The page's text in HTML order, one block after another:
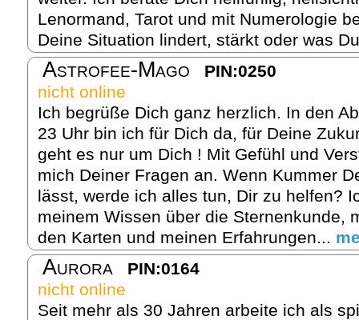
Lenormand, Tarot und mit Numerologie
Deine Situation lindert, stärkt oder was
Astrofee-Mago
PIN:0250
nicht online
Ich begrüße Dich ganz herzlich. In den
23 Uhr bin ich für Dich da, für Deine
geht es nur um Dich ! Mit Gefühl und
mich Deiner Fragen an. Wenn Kummer
lässt, werde ich alles tun, Dir zu helfen?
meinem Wissen über die Sternenkunde,
den Karten und meinen Erfahrungen...
Aurora
PIN:0164
nicht online
Seit mehr als 30 Jahren arbeite ich als